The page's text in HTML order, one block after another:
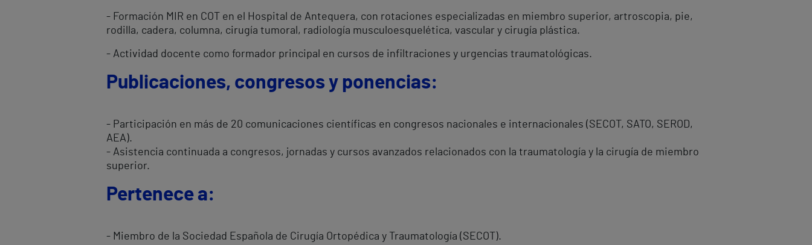
- Formación MIR en COT en el Hospital de Antequera, con rotaciones especializadas en miembro superior, artroscopia, pie,
rodilla, cadera, columna, cirugía tumoral, radiología musculoesquelética, vascular y cirugía plástica.
- Actividad docente como formador principal en cursos de infiltraciones y urgencias traumatológicas.
Publicaciones, congresos y ponencias:
- Participación en más de 20 comunicaciones científicas en congresos nacionales e internacionales (SECOT, SATO, SEROD,
AEA).
- Asistencia continuada a congresos, jornadas y cursos avanzados relacionados con la traumatología y la cirugía de miembro
superior.
Pertenece a:
- Miembro de la Sociedad Española de Cirugía Ortopédica y Traumatología (SECOT).